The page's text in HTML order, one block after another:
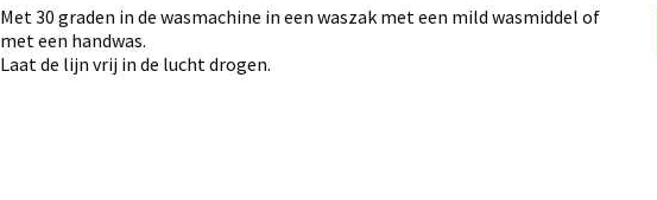
Met 30 graden in de wasmachine in een waszak met een mild wasmiddel of
met een handwas.
Laat de lijn vrij in de lucht drogen.